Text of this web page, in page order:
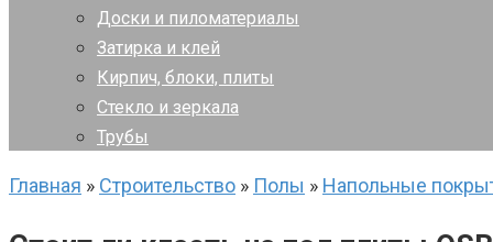
Доски и пиломатериалы
Затирка и клей
Кирпич, блоки, плиты
Стекло и зеркала
Трубы
Главная » Строительство » Полы » Напольные